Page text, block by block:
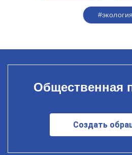
#экология
Общественная
Создать